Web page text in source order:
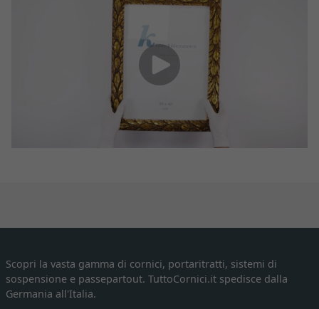
Scopri la vasta gamma di cornici, portaritratti, sistemi di
sospensione e passepartout. TuttoCornici.it spedisce dalla
Germania all'Italia.